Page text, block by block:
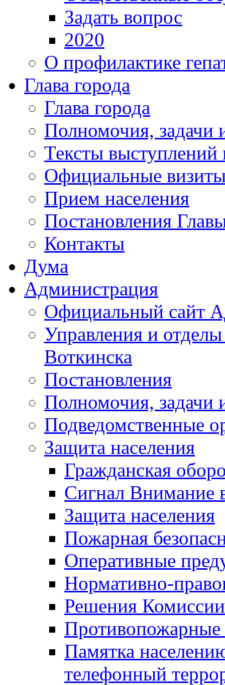
Задать вопрос
2020
О профилактике
Глава города
Глава города
Полномочия, задачи
Тексты выступлений
Официальные
Прием населения
Постановления
Контакты
Дума
Администрация
Официальный сайт
Управления и
Воткинска
Постановления
Полномочия, задачи
Подведомственные
Защита населения
Гражданская
Сигнал Внимание
Защита населения
Пожарная
Оперативные
Нормативно-
Решения
Противопожарные
Памятка
телефонный